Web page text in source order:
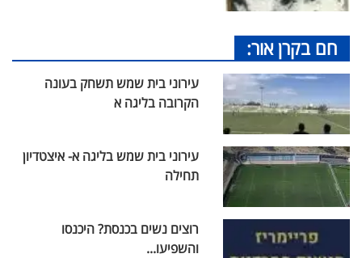
חם בקרן אור:
עירוני בית שמש תשחק בעונה
הקרובה בליגה א
עירוני בית שמש בליגה א- איצטדיון
תחילה
רוצים נשים בכנסת? היכנסו
והשפיעו...